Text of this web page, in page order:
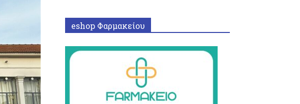
eshop Φαρμακείου